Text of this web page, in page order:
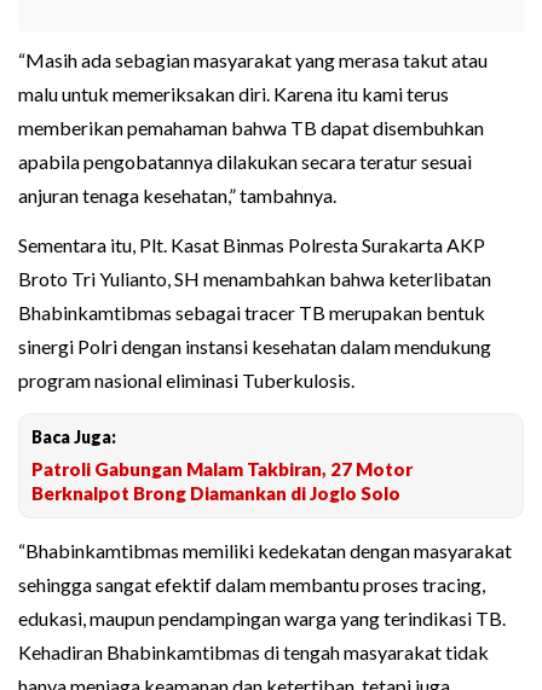
“Masih ada sebagian masyarakat yang merasa takut atau
malu untuk memeriksakan diri. Karena itu kami terus
memberikan pemahaman bahwa TB dapat disembuhkan
apabila pengobatannya dilakukan secara teratur sesuai
anjuran tenaga kesehatan,” tambahnya.
Sementara itu, Plt. Kasat Binmas Polresta Surakarta AKP
Broto Tri Yulianto, SH menambahkan bahwa keterlibatan
Bhabinkamtibmas sebagai tracer TB merupakan bentuk
sinergi Polri dengan instansi kesehatan dalam mendukung
program nasional eliminasi Tuberkulosis.
Baca Juga:
Patroli Gabungan Malam Takbiran, 27 Motor
Berknalpot Brong Diamankan di Joglo Solo
“Bhabinkamtibmas memiliki kedekatan dengan masyarakat
sehingga sangat efektif dalam membantu proses tracing,
edukasi, maupun pendampingan warga yang terindikasi TB.
Kehadiran Bhabinkamtibmas di tengah masyarakat tidak
hanya menjaga keamanan dan ketertiban, tetapi juga